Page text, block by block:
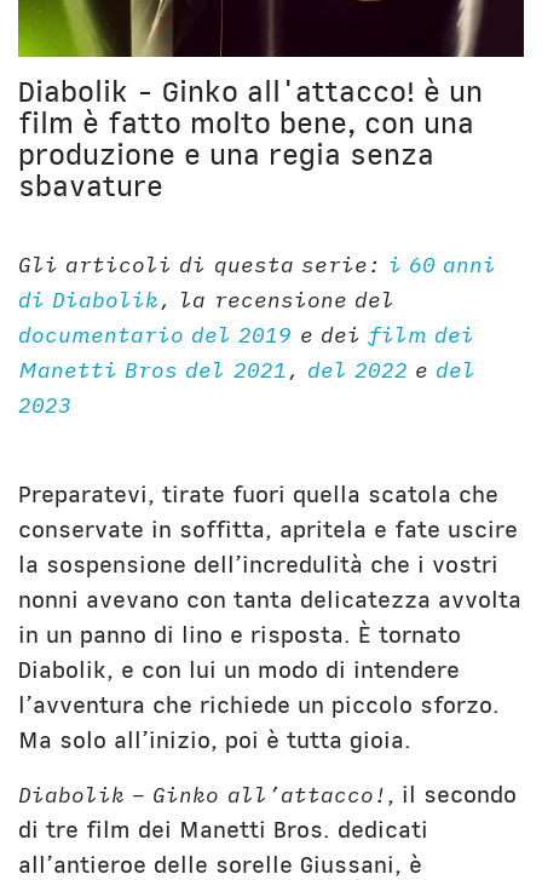
Unibg
Civica Scuola
In terza persona
Diabolik - Ginko all'attacco! è un
film è fatto molto bene, con una
produzione e una regia senza
sbavature
Gli articoli di questa serie: i 60 anni
di Diabolik, la recensione del
documentario del 2019 e deifilm dei
Manetti Bros del 2021 , del 2022 e del
2023
Preparatevi, tirate fuori quella scatola che
conservate in soffitta, apritela e fate uscire
la sospensione dell’incredulità che i vostri
nonni avevano con tanta delicatezza avvolta
in un panno di lino e risposta. È tornato
Diabolik, e con lui un modo di intendere
l’avventura che richiede un piccolo sforzo.
Ma solo all’inizio, poi è tutta gioia.
Diabolik – Ginko all’attacco!, il secondo
di tre film dei Manetti Bros. dedicati
all’antieroe delle sorelle Giussani, è